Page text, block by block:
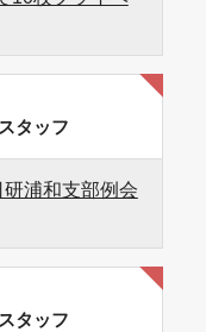
タッフ
浦和支部例会
タッフ